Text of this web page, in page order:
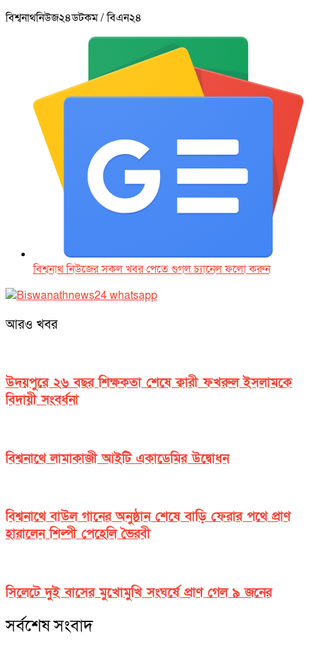
বিশ্বনাথনিউজ২৪ডটকম / বিএন২৪
বিশ্বনাথ নিউজের সকল খবর পেতে গুগল চ‌্যানেল ফলো করুন
আরও খবর
উদয়পুরে ২৬ বছর শিক্ষকতা শেষে ক্বারী ফখরুল ইসলামকে
বিদায়ী সংবর্ধনা
বিশ্বনাথে লামাকাজী আইটি একাডেমির উদ্বোধন
বিশ্বনাথে বাউল গানের অনুষ্ঠান শেষে বাড়ি ফেরার পথে প্রাণ
হারালেন শিল্পী পেহেলি ভৈরবী
সিলেটে দুই বাসের মুখোমুখি সংঘর্ষে প্রাণ গেল ৯ জনের
সর্বশেষ সংবাদ